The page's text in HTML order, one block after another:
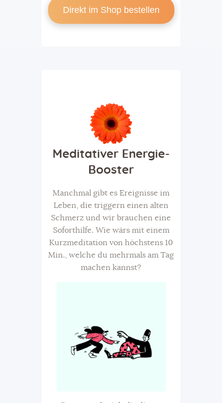
Direkt im Shop bestellen
Meditativer Energie-
Booster
Manchmal gibt es Ereignisse im
Leben, die triggern einen alten
Schmerz und wir brauchen eine
Soforthilfe. Wie wärs mit einem
Kurzmeditation von höchstens 10
Min., welche du mehrmals am Tag
machen kannst?